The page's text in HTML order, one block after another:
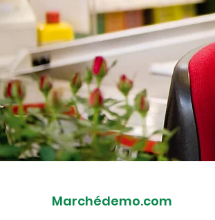
Marchédemo.com